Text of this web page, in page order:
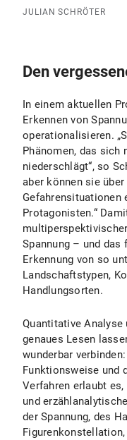
JULIAN SCHRÖTER
Den
In einem aktuellen
Erkennen von
operationalisieren.
Phänomen, das sich
niederschlägt“, so
aber können sie
Gefahrensituationen
Protagonisten.“
Spannung – und
Erkennung von so
Landschaftstypen,
Handlungsorten.
Quantitative
genaues Lesen
wunderbar
Funktionsweise und
Verfahren erlaubt
und
der Spannung, des